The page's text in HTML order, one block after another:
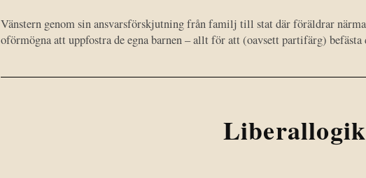
Vänstern genom sin ansvarsförskjutning från familj till stat där föräldrar
oförmögna att uppfostra de egna barnen – allt för att (oavsett partifärg) befästa
Liberallogik